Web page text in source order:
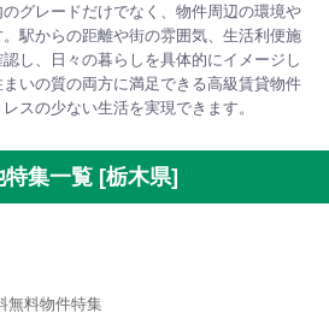
グレードだけでなく、物件周辺の環境や
駅からの距離や街の雰囲気、生活利便施
し、日々の暮らしを具体的にイメージし
いの質の両方に満足できる高級賃貸物件
スの少ない生活を実現できます。
特集一覧 [栃木県]
無料物件特集